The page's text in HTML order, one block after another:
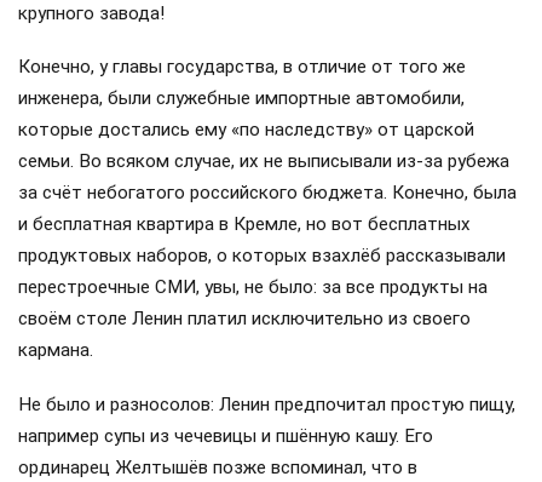
крупного завода!
Конечно, у главы государства, в отличие от того же
инженера, были служебные импортные автомобили,
которые достались ему «по наследству» от царской
семьи. Во всяком случае, их не выписывали из-за рубежа
за счёт небогатого российского бюджета. Конечно, была
и бесплатная квартира в Кремле, но вот бесплатных
продуктовых наборов, о которых взахлёб рассказывали
перестроечные СМИ, увы, не было: за все продукты на
своём столе Ленин платил исключительно из своего
кармана.
Не было и разносолов: Ленин предпочитал простую пищу,
например супы из чечевицы и пшённую кашу. Его
ординарец Желтышёв позже вспоминал, что в